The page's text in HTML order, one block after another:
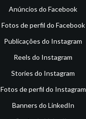
Anúncios do Facebook
Fotos de perfil do Facebook
Publicações do Instagram
Reels do Instagram
Stories do Instagram
Fotos de perfil do Instagram
Banners do LinkedIn